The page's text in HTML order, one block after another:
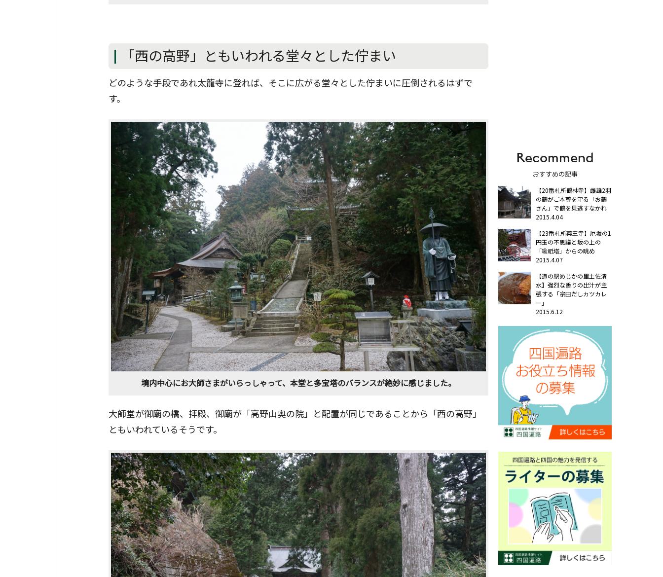
「西の高野」ともいわれる堂々とした佇まい
どのような手段であれ太龍寺に登れば、そこに広がる堂々とした佇まいに圧倒されるはずで
す。
境内中心にお大師さまがいらっしゃって、本堂と多宝塔のバランスが絶妙に感じました。
大師堂が御廟の橋、拝殿、御廟が「高野山奥の院」と配置が同じであることから「西の高野」
ともいわれているそうです。
Recommend
おすすめの記事
【20番札所鶴林寺】雌雄2羽
の鶴がご本尊を守る「お鶴
さん」で鶴を見逃すなかれ
2015.4.04
【23番札所薬王寺】厄坂の1
円玉の不思議と坂の上の
「瑜祇塔」からの眺め
2015.4.07
【道の駅めじかの里土佐清
水】強烈な香りの出汁が主
張する「宗田だしカツカレ
ー」
2015.6.12